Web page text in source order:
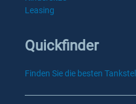
Leasing
Quickfinder
Finden Sie die besten